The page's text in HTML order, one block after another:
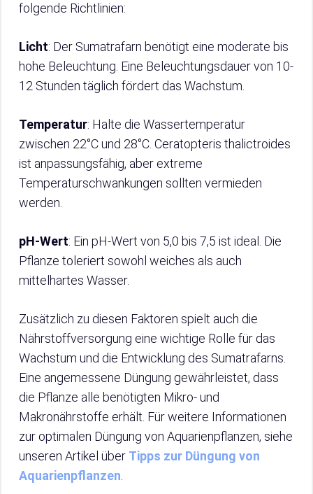
folgende Richtlinien:
Licht: Der Sumatrafarn benötigt eine moderate bis
hohe Beleuchtung. Eine Beleuchtungsdauer von 10-
12 Stunden täglich fördert das Wachstum.
Temperatur: Halte die Wassertemperatur
zwischen 22°C und 28°C. Ceratopteris thalictroides
ist anpassungsfähig, aber extreme
Temperaturschwankungen sollten vermieden
werden.
pH-Wert: Ein pH-Wert von 5,0 bis 7,5 ist ideal. Die
Pflanze toleriert sowohl weiches als auch
mittelhartes Wasser.
Zusätzlich zu diesen Faktoren spielt auch die
Nährstoffversorgung eine wichtige Rolle für das
Wachstum und die Entwicklung des Sumatrafarns.
Eine angemessene Düngung gewährleistet, dass
die Pflanze alle benötigten Mikro- und
Makronährstoffe erhält. Für weitere Informationen
zur optimalen Düngung von Aquarienpflanzen, siehe
unseren Artikel über Tipps zur Düngung von
Aquarienpflanzen